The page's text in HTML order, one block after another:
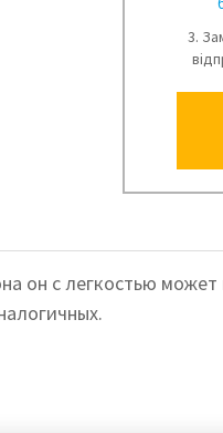
3.
он с легкостью